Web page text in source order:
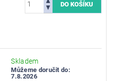
Skladem
Můžeme doručit do:
7.8.2026